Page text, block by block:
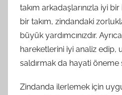
takım arkadaşlarınızla iyi bir
bir takım, zindandaki
büyük yardımcınızdır.
hareketlerini iyi analiz edip,
saldırmak da hayati öneme
Zindanda ilerlemek için